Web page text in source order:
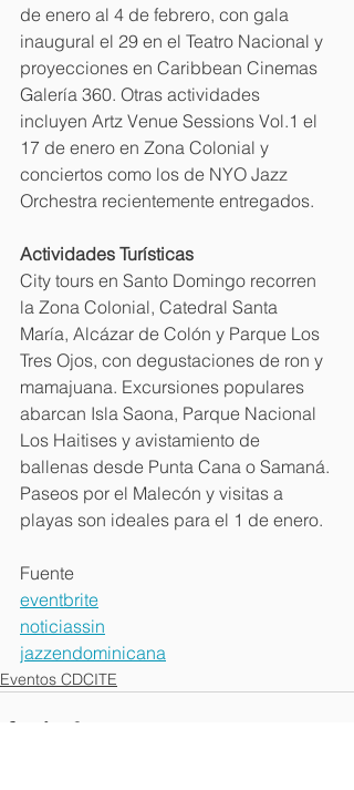
de enero al 4 de febrero, con gala
inaugural el 29 en el Teatro Nacional y
proyecciones en Caribbean Cinemas
Galería 360. Otras actividades
incluyen Artz Venue Sessions Vol.1 el
17 de enero en Zona Colonial y
conciertos como los de NYO Jazz
Orchestra recientemente entregados.
Actividades Turísticas
City tours en Santo Domingo recorren
la Zona Colonial, Catedral Santa
María, Alcázar de Colón y Parque Los
Tres Ojos, con degustaciones de ron y
mamajuana. Excursiones populares
abarcan Isla Saona, Parque Nacional
Los Haitises y avistamiento de
ballenas desde Punta Cana o Samaná.
Paseos por el Malecón y visitas a
playas son ideales para el 1 de enero.
Fuente
eventbrite
noticiassin
jazzendominicana
Eventos CDCITE